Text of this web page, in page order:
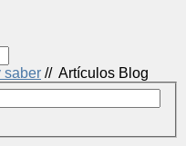
saber // Artículos Blog